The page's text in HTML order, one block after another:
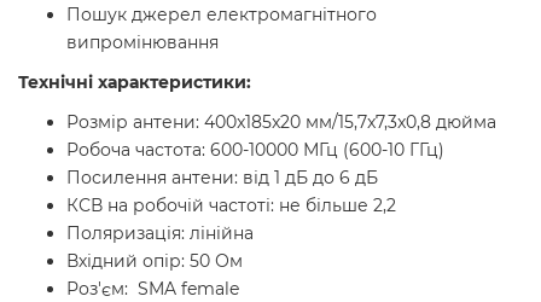
Пошук джерел електромагнітного
випромінювання
Технічні характеристики:
Розмір антени: 400x185x20 мм/15,7x7,3x0,8 дюйма
Робоча частота: 600-10000 МГц (600-10 ГГц)
Посилення антени: від 1 дБ до 6 дБ
КСВ на робочій частоті: не більше 2,2
Поляризація: лінійна
Вхідний опір: 50 Ом
Роз'єм: SMA female